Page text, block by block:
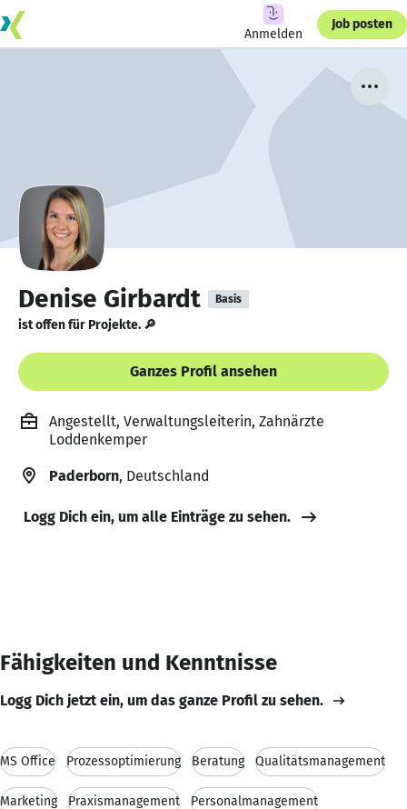
Anmelden
Job posten
Denise Girbardt Basis
ist offen für Projekte. 🔎
Ganzes Profil ansehen
Angestellt, Verwaltungsleiterin, Zahnärzte
Loddenkemper
Paderborn, Deutschland
Logg Dich ein, um alle Einträge zu sehen.
Fähigkeiten und Kenntnisse
Logg Dich jetzt ein, um das ganze Profil zu sehen.
MS Office Prozessoptimierung Beratung Qualitätsmanagement
Marketing Praxismanagement Personalmanagement